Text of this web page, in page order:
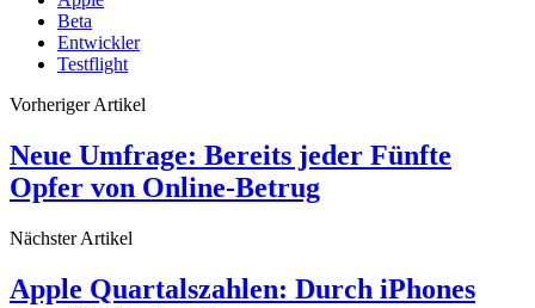
Beta
Entwickler
Testflight
Vorheriger Artikel
Neue Umfrage: Bereits jeder Fünfte
Opfer von Online-Betrug
Nächster Artikel
Apple Quartalszahlen: Durch iPhones